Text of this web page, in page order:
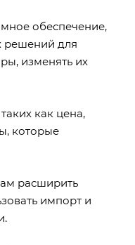
обеспечение,
решений для
изменять их
как цена,
которые
расширить
импорт и